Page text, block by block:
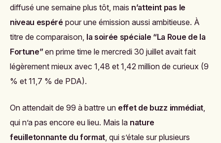
diffusé une semaine plus tôt, mais n’atteint pas le
niveau espéré pour une émission aussi ambitieuse. À
titre de comparaison, la soirée spéciale “La Roue de la
Fortune” en prime time le mercredi 30 juillet avait fait
légèrement mieux avec 1,48 et 1,42 million de curieux (9
% et 11,7 % de PDA).
On attendait de 99 à battre un effet de buzz immédiat,
qui n’a pas encore eu lieu. Mais la nature
feuilletonnante du format, qui s’étale sur plusieurs